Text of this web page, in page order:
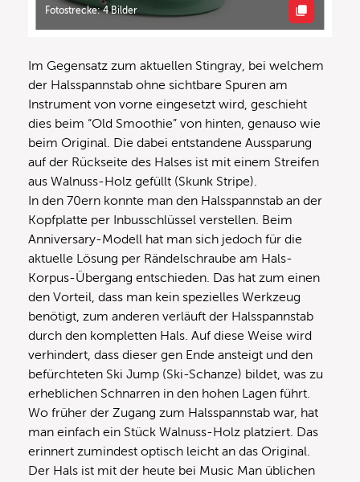
Fotostrecke: 4 Bilder
Im Gegensatz zum aktuellen Stingray, bei welchem
der Halsspannstab ohne sichtbare Spuren am
Instrument von vorne eingesetzt wird, geschieht
dies beim “Old Smoothie” von hinten, genauso wie
beim Original. Die dabei entstandene Aussparung
auf der Rückseite des Halses ist mit einem Streifen
aus Walnuss-Holz gefüllt (Skunk Stripe).
In den 70ern konnte man den Halsspannstab an der
Kopfplatte per Inbusschlüssel verstellen. Beim
Anniversary-Modell hat man sich jedoch für die
aktuelle Lösung per Rändelschraube am Hals-
Korpus-Übergang entschieden. Das hat zum einen
den Vorteil, dass man kein spezielles Werkzeug
benötigt, zum anderen verläuft der Halsspannstab
durch den kompletten Hals. Auf diese Weise wird
verhindert, dass dieser gen Ende ansteigt und den
befürchteten Ski Jump (Ski-Schanze) bildet, was zu
erheblichen Schnarren in den hohen Lagen führt.
Wo früher der Zugang zum Halsspannstab war, hat
man einfach ein Stück Walnuss-Holz platziert. Das
erinnert zumindest optisch leicht an das Original.
Der Hals ist mit der heute bei Music Man üblichen